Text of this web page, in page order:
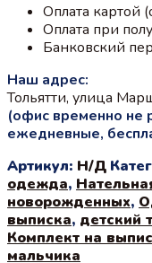
Оплата картой
Оплата при
Банковский
Наш адрес:
Тольятти, улица
(офис временно не
ежедневные,
Артикул: Н/Д
одежда,
новорожденных,
выписка, детский
Комплект на
мальчика